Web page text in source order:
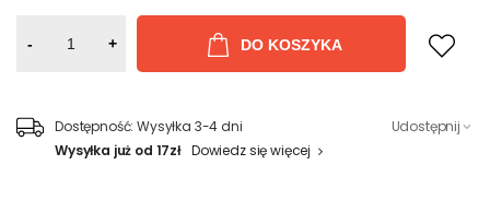
- + DO KOSZYKA
Dostępność: Wysyłka 3-4 dni
Wysyłka już od 17zł Dowiedz się więcej
Udostępnij